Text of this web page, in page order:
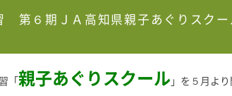
第６期ＪＡ高知県親子あぐりスク
「親子あぐりスクール 」を５月よ